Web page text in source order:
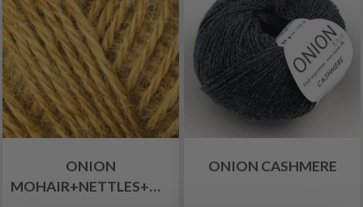
ONION
MOHAIR+NETTLES+WOOL
ONION CASHMERE